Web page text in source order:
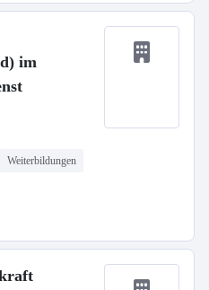
im
Weiterbildungen